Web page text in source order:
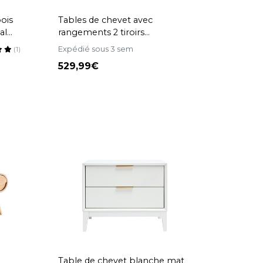
(1)
Tables de chevet avec
rangements 2 tiroirs
scandinave bois clair chêne (lot
de 2) FREDDY
Expédié sous 3 sem
529,99
Table de chevet blanche mat